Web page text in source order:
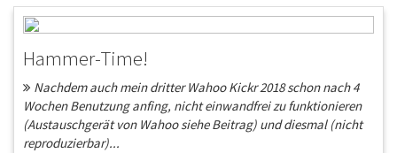
Hammer-Time!
Nachdem auch mein dritter Wahoo Kickr 2018 schon nach 4
Wochen Benutzung anfing, nicht einwandfrei zu funktionieren
(Austauschgerät von Wahoo siehe Beitrag) und diesmal (nicht
reproduzierbar)...